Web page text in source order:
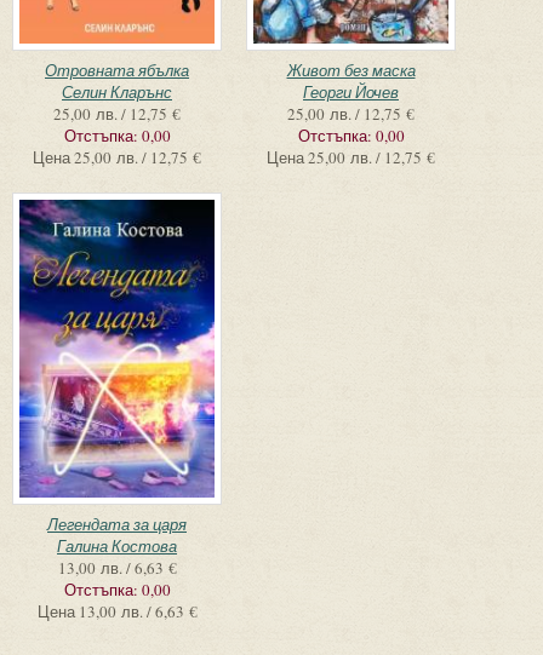
Отровната ябълка
Селин Кларънс
25,00 лв. / 12,75 €
Отстъпка: 0,00
Цена25,00 лв. / 12,75 €
Живот без маска
Георги Йочев
25,00 лв. / 12,75 €
Отстъпка: 0,00
Цена25,00 лв. / 12,75 €
Легендата за царя
Галина Костова
13,00 лв. / 6,63 €
Отстъпка: 0,00
Цена 13,00 лв. / 6,63 €